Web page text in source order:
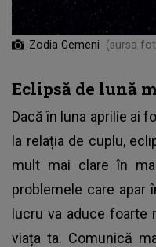
Zodia Gemeni (sursa
Eclipsă de lună
Dacă în luna aprilie ai
la relația de cuplu,
mult mai clare în
problemele care apar
lucru va aduce foarte
viața ta. Comunică